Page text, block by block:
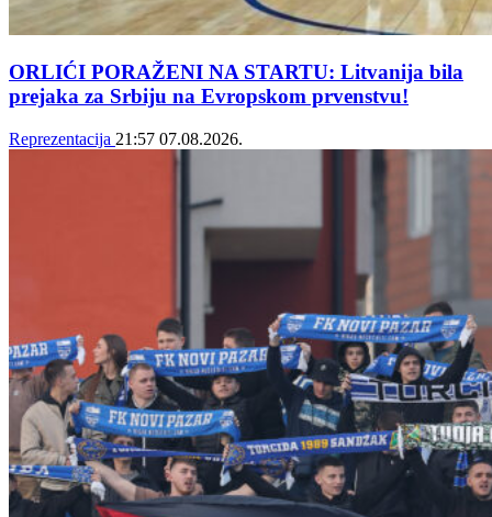
ORLIĆI PORAŽENI NA STARTU: Litvanija bila
prejaka za Srbiju na Evropskom prvenstvu!
Reprezentacija 21:57 07.08.2026.